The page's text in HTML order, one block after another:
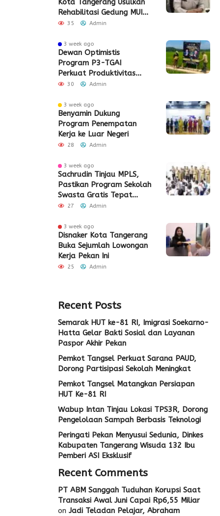
Kota Tangerang Usulkan
Rehabilitasi Gedung MUI
Periuk
35 Admin
3 week ago
Dewan Optimistis
Program P3-TGAI
Perkuat Produktivitas
Pertanian di Lebak
30 Admin
3 week ago
Benyamin Dukung
Program Penempatan
Kerja ke Luar Negeri
28 Admin
3 week ago
Sachrudin Tinjau MPLS,
Pastikan Program Sekolah
Swasta Gratis Tepat
Sasaran
27 Admin
3 week ago
Disnaker Kota Tangerang
Buka Sejumlah Lowongan
Kerja Pekan Ini
25 Admin
Recent Posts
Semarak HUT ke-81 RI, Imigrasi Soekarno-
Hatta Gelar Bakti Sosial dan Layanan
Paspor Akhir Pekan
Pemkot Tangsel Perkuat Sarana PAUD,
Dorong Partisipasi Sekolah Meningkat
Pemkot Tangsel Matangkan Persiapan
HUT Ke-81 RI
Wabup Intan Tinjau Lokasi TPS3R, Dorong
Pengelolaan Sampah Berbasis Teknologi
Peringati Pekan Menyusui Sedunia, Dinkes
Kabupaten Tangerang Wisuda 132 Ibu
Pemberi ASI Eksklusif
Recent Comments
PT ABM Sanggah Tuduhan Korupsi Saat
Transaksi Awal Juni Capai Rp6,55 Miliar
on Jadi Teladan Pelajar, Abraham